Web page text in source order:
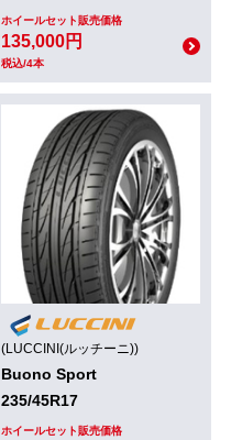
ホイールセット販売価格
135,000円
税込/4本
(LUCCINI(ルッチーニ))
Buono Sport
235/45R17
ホイールセット販売価格